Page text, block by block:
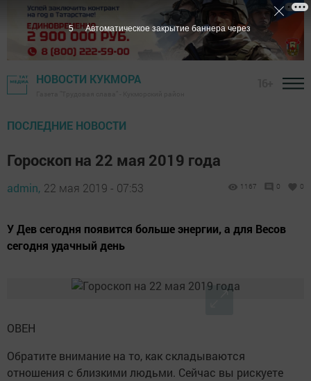
НОВОСТИ КУКМОРА
ПОСЛЕДНИЕ НОВОСТИ
Гороскоп на 22 мая 2019 года
admin, 22 мая 2019 - 07:53 1167 0 0
У Дев сегодня появится больше энергии, а для Весов
сегодня удачный день
ОВЕН
Обратите внимание на то, как складываются
отношения с близкими людьми. Сейчас вы рискуете
4 Автоматическое закрытие баннера через